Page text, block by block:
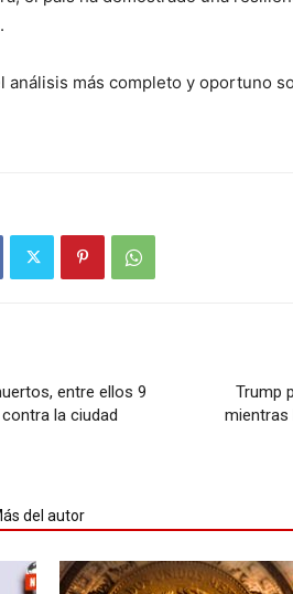
análisis más completo y oportuno
entre ellos 9
la ciudad
Trump
mientras
del autor